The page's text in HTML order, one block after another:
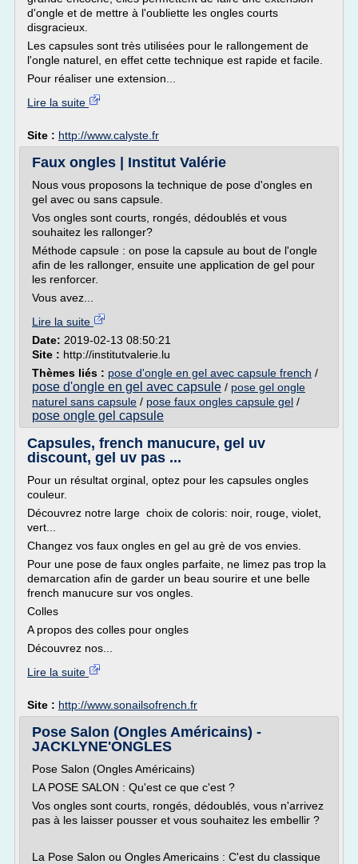
d'ongle et de mettre à l'oubliette les ongles courts
disgracieux.
Les capsules sont très utilisées pour le rallongement de
l'ongle naturel, en effet cette technique est rapide et facile.
Pour réaliser une extension...
Lire la suite
Site : http://www.calyste.fr
Faux ongles | Institut Valérie
Nous vous proposons la technique de pose d'ongles en
gel avec ou sans capsule.
Vos ongles sont courts, rongés, dédoublés et vous
souhaitez les rallonger?
Méthode capsule : on pose la capsule au bout de l'ongle
afin de les rallonger, ensuite une application de gel pour
les renforcer.
Vous avez...
Lire la suite
Date: 2019-02-13 08:50:21
Site : http://institutvalerie.lu
Thèmes liés : pose d'ongle en gel avec capsule french /
pose d'ongle en gel avec capsule / pose gel ongle
naturel sans capsule / pose faux ongles capsule gel /
pose ongle gel capsule
Capsules, french manucure, gel uv
discount, gel uv pas ...
Pour un résultat orginal, optez pour les capsules ongles
couleur.
Découvrez notre large choix de coloris: noir, rouge, violet,
vert...
Changez vos faux ongles en gel au grè de vos envies.
Pour une pose de faux ongles parfaite, ne limez pas trop la
demarcation afin de garder un beau sourire et une belle
french manucure sur vos ongles.
Colles
A propos des colles pour ongles
Découvrez nos...
Lire la suite
Site : http://www.sonailsofrench.fr
Pose Salon (Ongles Américains) -
JACKLYNE'ONGLES
Pose Salon (Ongles Américains)
LA POSE SALON : Qu'est ce que c'est ?
Vos ongles sont courts, rongés, dédoublés, vous n'arrivez
pas à les laisser pousser et vous souhaitez les embellir ?
La Pose Salon ou Ongles Americains : C'est du classique